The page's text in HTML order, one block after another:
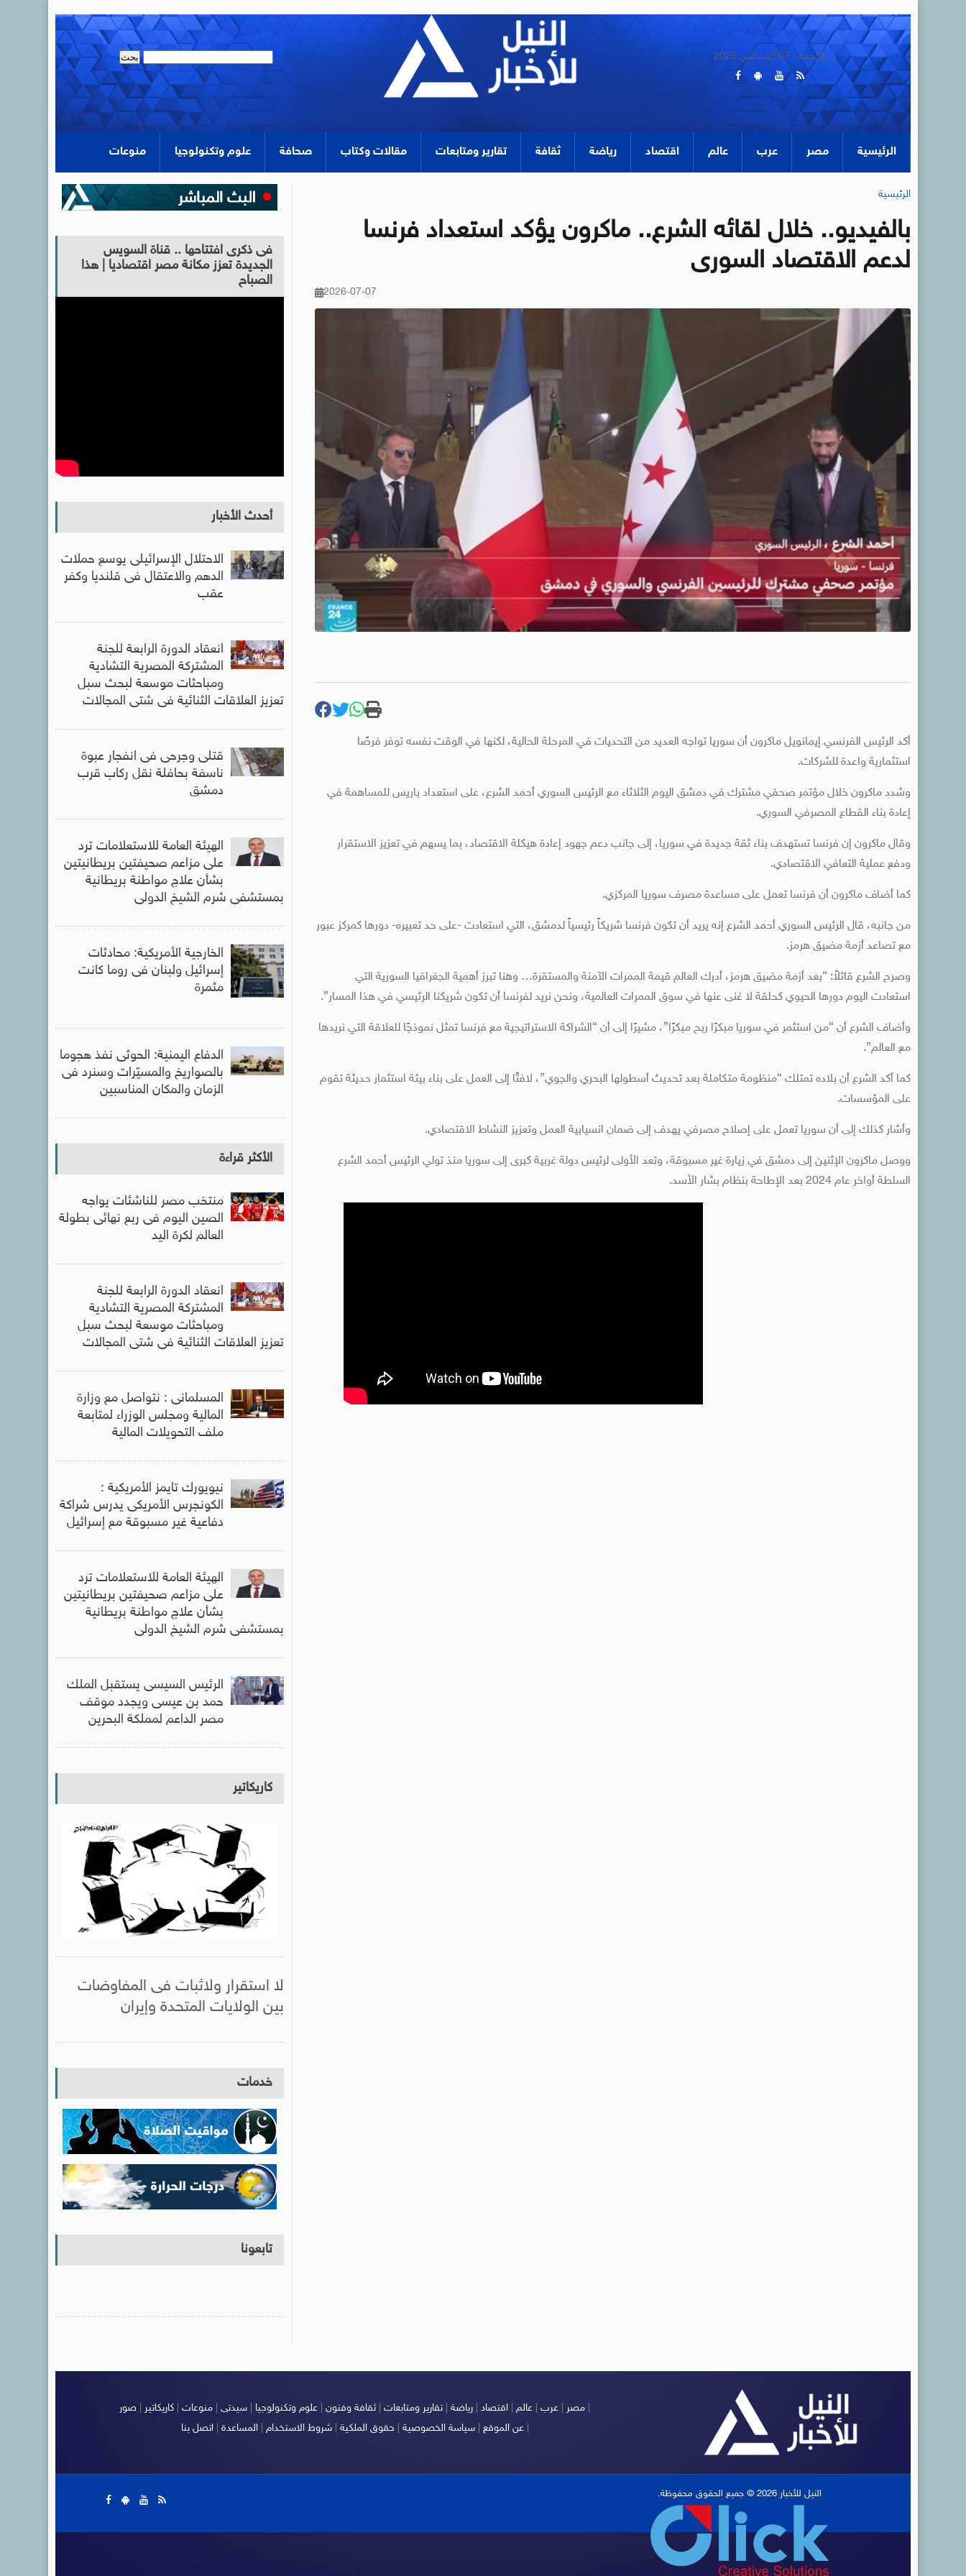
الجمعة - 07 أغسطس 2026
الرئيسية مصر عرب عالم اقتصاد رياضة ثقافة تقارير ومتابعات مقالات وكتاب صحافة علوم وتكنولوجيا منوعات
الرئيسية
بالفيديو.. خلال لقائه الشرع.. ماكرون يؤكد استعداد فرنسا
لدعم الاقتصاد السورى
2026-07-07
أكد الرئيس الفرنسي إيمانويل ماكرون أن سوريا تواجه العديد من التحديات في المرحلة الحالية، لكنها في الوقت نفسه توفر فرصًا
استثمارية واعدة للشركات.
وشدد ماكرون خلال مؤتمر صحفي مشترك في دمشق اليوم الثلاثاء مع الرئيس السوري أحمد الشرع، على استعداد باريس للمساهمة في
إعادة بناء القطاع المصرفي السوري.
وقال ماكرون إن فرنسا تستهدف بناء ثقة جديدة في سوريا، إلى جانب دعم جهود إعادة هيكلة الاقتصاد، بما يسهم في تعزيز الاستقرار
ودفع عملية التعافي الاقتصادي.
كما أضاف ماكرون أن فرنسا تعمل على مساعدة مصرف سوريا المركزي.
من جانبه، قال الرئيس السوري أحمد الشرع إنه يريد أن تكون فرنسا شريكاً رئيسياً لدمشق، التي استعادت -على حد تعبيره- دورها كمركز عبور
مع تصاعد أزمة مضيق هرمز.
وصرح الشرع قائلاً: “بعد أزمة مضيق هرمز، أدرك العالم قيمة الممرات الآمنة والمستقرة… وهنا تبرز أهمية الجغرافيا السورية التي
استعادت اليوم دورها الحيوي كحلقة لا غنى عنها في سوق الممرات العالمية، ونحن نريد لفرنسا أن تكون شريكنا الرئيسي في هذا المسار”.
وأضاف الشرع أن “من استثمر في سوريا مبكرًا ربح مبكرًا”، مشيرًا إلى أن “الشراكة الاستراتيجية مع فرنسا تمثل نموذجًا للعلاقة التي نريدها
مع العالم”.
كما أكد الشرع أن بلاده تمتلك “منظومة متكاملة بعد تحديث أسطولها البحري والجوي”، لافتًا إلى العمل على بناء بيئة استثمار حديثة تقوم
على المؤسسات.
وأشار كذلك إلى أن سوريا تعمل على إصلاح مصرفي يهدف إلى ضمان انسيابية العمل وتعزيز النشاط الاقتصادي.
ووصل ماكرون الإثنين إلى دمشق في زيارة غير مسبوقة، وتعد الأولى لرئيس دولة غربية كبرى إلى سوريا منذ تولي الرئيس أحمد الشرع
السلطة أواخر عام 2024 بعد الإطاحة بنظام بشار الأسد.
فى ذكرى افتتاحها .. قناة السويس
الجديدة تعزز مكانة مصر اقتصاديا | هذا
الصباح
أحدث الأخبار
الاحتلال الإسرائيلى يوسع حملات
الدهم والاعتقال فى قلنديا وكفر
عقب
انعقاد الدورة الرابعة للجنة
المشتركة المصرية التشادية
ومباحثات موسعة لبحث سبل
تعزيز العلاقات الثنائية فى شتى المجالات
قتلى وجرحى فى انفجار عبوة
ناسفة بحافلة نقل ركاب قرب
دمشق
الهيئة العامة للاستعلامات ترد
على مزاعم صحيفتين بريطانيتين
بشأن علاج مواطنة بريطانية
بمستشفى شرم الشيخ الدولى
الخارجية الأمريكية: محادثات
إسرائيل ولبنان فى روما كانت
مثمرة
الدفاع اليمنية: الحوثى نفذ هجوما
بالصواريخ والمسيّرات وسنرد فى
الزمان والمكان المناسبين
الأكثر قراءة
منتخب مصر للناشئات يواجه
الصين اليوم فى ربع نهائى بطولة
العالم لكرة اليد
انعقاد الدورة الرابعة للجنة
المشتركة المصرية التشادية
ومباحثات موسعة لبحث سبل
تعزيز العلاقات الثنائية فى شتى المجالات
المسلمانى : نتواصل مع وزارة
المالية ومجلس الوزراء لمتابعة
ملف التحويلات المالية
نيويورك تايمز الأمريكية :
الكونجرس الأمريكى يدرس شراكة
دفاعية غير مسبوقة مع إسرائيل
الهيئة العامة للاستعلامات ترد
على مزاعم صحيفتين بريطانيتين
بشأن علاج مواطنة بريطانية
بمستشفى شرم الشيخ الدولى
الرئيس السيسى يستقبل الملك
حمد بن عيسى ويجدد موقف
مصر الداعم لمملكة البحرين
كاريكاتير
لا استقرار ولاثبات فى المفاوضات
بين الولايات المتحدة وإيران
خدمات
تابعونا
مصر عرب عالم اقتصاد رياضة |تقارير ومتابعات |ثقافة وفنون علوم وتكنولوجيا سيدتى منوعات كاريكاتير صور
عن الموقع |سياسة الخصوصية حقوق الملكية |شروط الاستخدام |المساعدة |اتصل بنا |
النيل للأخبار 2026 © جميع الحقوق محفوظة.